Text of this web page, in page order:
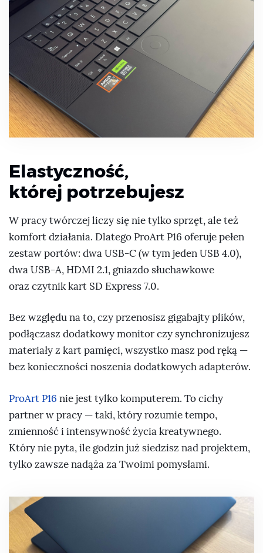
Elastyczność,
której potrzebujesz
W pracy twórczej liczy się nie tylko sprzęt, ale też
komfort działania. Dlatego ProArt P16 oferuje pełen
zestaw portów: dwa USB-C (w tym jeden USB 4.0),
dwa USB-A, HDMI 2.1, gniazdo słuchawkowe
oraz czytnik kart SD Express 7.0.
Bez względu na to, czy przenosisz gigabajty plików,
podłączasz dodatkowy monitor czy synchronizujesz
materiały z kart pamięci, wszystko masz pod ręką —
bez konieczności noszenia dodatkowych adapterów.
ProArt P16 nie jest tylko komputerem. To cichy
partner w pracy — taki, który rozumie tempo,
zmienność i intensywność życia kreatywnego.
Który nie pyta, ile godzin już siedzisz nad projektem,
tylko zawsze nadąża za Twoimi pomysłami.